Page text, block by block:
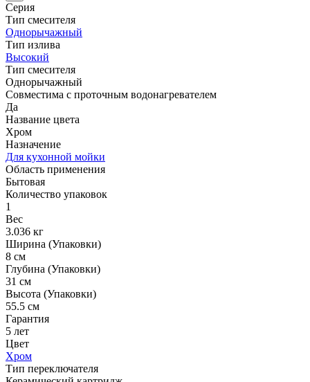
Серия
Тип смесителя
Однорычажный
Тип излива
Высокий
Тип смесителя
Однорычажный
Совместима с проточным водонагревателем
Да
Название цвета
Хром
Назначение
Для кухонной мойки
Область применения
Бытовая
Количество упаковок
1
Вес
3.036 кг
Ширина (Упаковки)
8 см
Глубина (Упаковки)
31 см
Высота (Упаковки)
55.5 см
Гарантия
5 лет
Цвет
Хром
Тип переключателя